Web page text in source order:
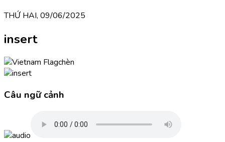
THỨ HAI, 09/06/2025
insert
chèn
Câu ngữ cảnh